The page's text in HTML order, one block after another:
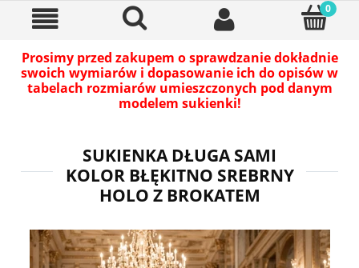
Prosimy przed zakupem o sprawdzanie dokładnie
swoich wymiarów i dopasowanie ich do opisów w
tabelach rozmiarów umieszczonych pod danym
modelem sukienki!
SUKIENKA DŁUGA SAMI
KOLOR BŁĘKITNO SREBRNY
HOLO Z BROKATEM